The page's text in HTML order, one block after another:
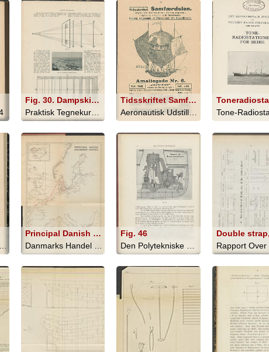
Fig. 30. Dampskibe forlader Havnen.
Praktisk Tegnekursus - 1897
Tidsskriftet Samfærdslen
Principal Danish Steamship-Routes
Fig. 46